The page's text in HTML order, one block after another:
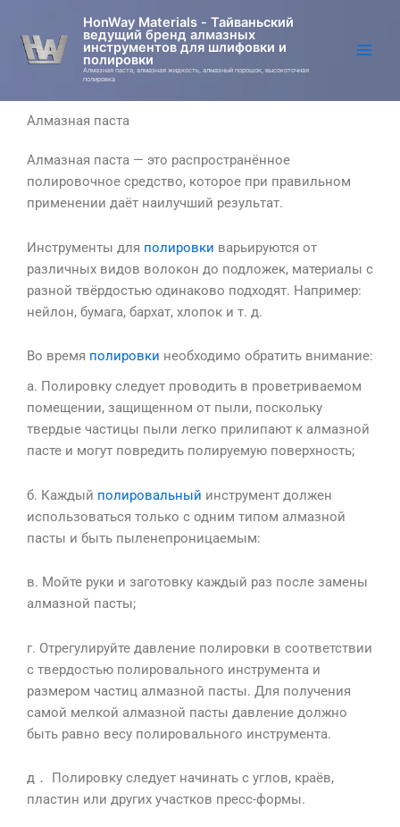
содержимому
HonWay Materials - Тайваньский
ведущий бренд алмазных
инструментов для шлифовки и
полировки
Алмазная паста, алмазная жидкость, алмазный порошок, высокоточная
полировка
Алмазная паста
Алмазная паста — это распространённое
полировочное средство, которое при правильном
применении даёт наилучший результат.
Инструменты для полировки варьируются от
различных видов волокон до подложек, материалы с
разной твёрдостью одинаково подходят. Например:
нейлон, бумага, бархат, хлопок и т. д.
Во время полировки необходимо обратить внимание:
а. Полировку следует проводить в проветриваемом
помещении, защищенном от пыли, поскольку
твердые частицы пыли легко прилипают к алмазной
пасте и могут повредить полируемую поверхность;
б. Каждый полировальный инструмент должен
использоваться только с одним типом алмазной
пасты и быть пыленепроницаемым:
в. Мойте руки и заготовку каждый раз после замены
алмазной пасты;
г. Отрегулируйте давление полировки в соответствии
с твердостью полировального инструмента и
размером частиц алмазной пасты. Для получения
самой мелкой алмазной пасты давление должно
быть равно весу полировального инструмента.
д． Полировку следует начинать с углов, краёв,
пластин или других участков пресс-формы.